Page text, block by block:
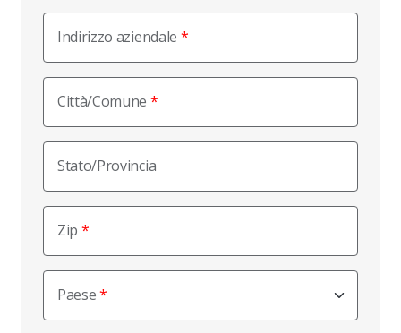
Indirizzo aziendale
Città/Comune
Stato/Provincia
Zip
Paese